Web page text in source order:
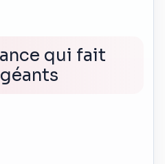
qui fait